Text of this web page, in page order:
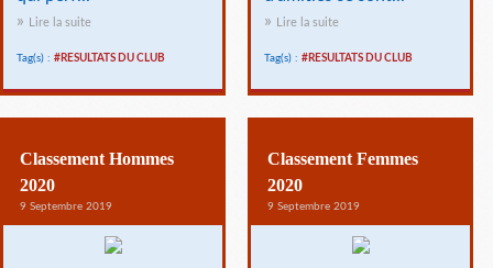
Lire la suite
Tag(s) : #RESULTATS DU CLUB
Lire la suite
Tag(s) : #RESULTATS DU CLUB
Classement Hommes
2020
9 Septembre 2019
Classement Femmes
2020
9 Septembre 2019